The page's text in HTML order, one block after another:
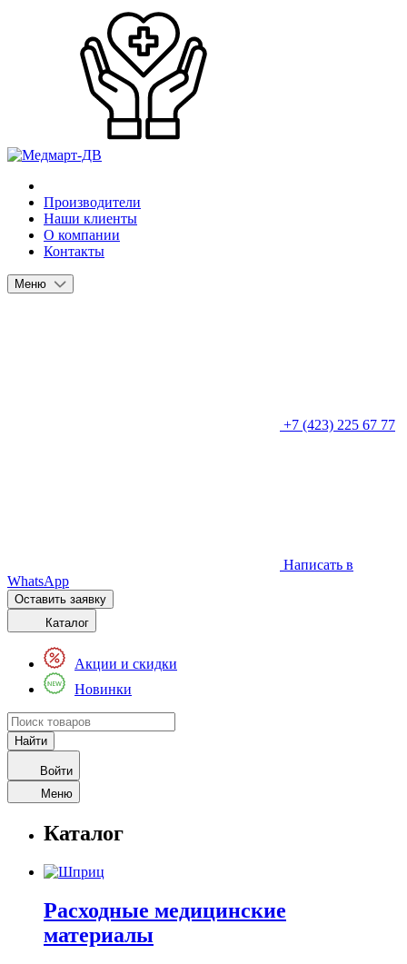
Производители
Наши клиенты
О компании
Контакты
Меню
+7 (423) 225 67 77
Написать в
WhatsApp
Оставить заявку
Каталог
Акции и скидки
Новинки
Войти
Меню
Каталог
Расходные медицинские
материалы